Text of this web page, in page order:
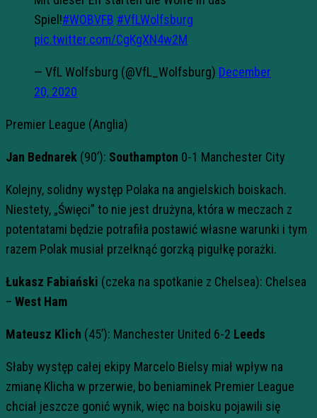
Spiel!#WOBVFB #VfLWolfsburg
pic.twitter.com/CgKgXN4w2M
— VfL Wolfsburg (@VfL_Wolfsburg) December
20, 2020
Premier League (Anglia)
Jan Bednarek (90’): Southampton 0-1 Manchester City
Kolejny, solidny występ Polaka na angielskich boiskach.
Niestety, „Święci” to nie jest drużyna, która w meczach z
potentatami będzie potrafiła postawić własne warunki i tym
razem Polak musiał przełknąć gorzką pigułkę porażki.
Łukasz Fabiański (czeka na spotkanie z Chelsea): Chelsea
– West Ham
Mateusz Klich (45’): Manchester United 6-2 Leeds
Słaby występ całej ekipy Marcelo Bielsy miał wpływ na
zmianę Klicha w przerwie, bo beniaminek Premier League
chciał jeszcze gonić wynik, więc na boisku pojawili się